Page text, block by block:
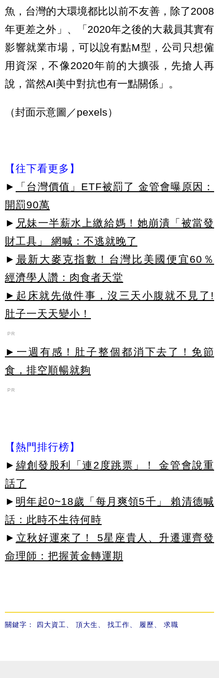
魚，台灣的大環境都比以前不友善，除了2008
年更差之外」、「2020年之後的大裁員其實有
影響就業市場，可以說有點M型，公司只想僱
用資深，不像2020年前的大擴張，先搶人再
說，當然AI美中對抗也有一點關係」。
（封面示意圖／pexels）
【往下看更多】
►
「台灣價值」ETF被罰了 金管會曝原因：
開罰90萬
► 兄妹一半薪水上繳給媽！她崩潰「被當發
財工具」 網喊：不逃就晚了
► 最新大麥克指數！台灣比美國便宜60％
經濟學人讚：肉食者天堂
►起床就先做件事，沒三天小腹就不見了!
肚子一天天變小！
PR
►一週有感！肚子整個都消下去了！免節
食，排空順暢就夠
PR
【熱門排行榜】
► 緯創發股利「連2度跳票」！ 金管會說重
話了
► 明年起0~18歲「每月爽領5千」 賴清德喊
話：此時不生待何時
► 立秋好運來了！ 5星座貴人、升遷運齊發
命理師：把握黃金轉運期
關鍵字： 四大資工 頂大生 找工作 履歷 求職